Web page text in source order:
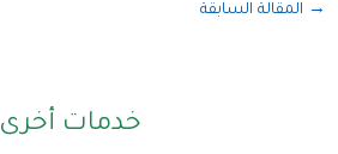
→ المقالة السابقة
خدمات أخرى